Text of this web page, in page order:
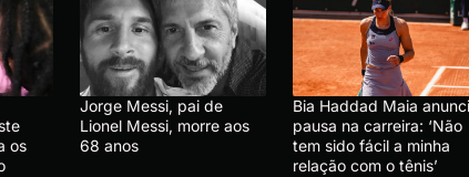
os
Jorge Messi, pai de
Lionel Messi, morre aos
68 anos
Bia Haddad Maia
pausa na carreira: ‘Não
tem sido fácil a minha
relação com o tênis’